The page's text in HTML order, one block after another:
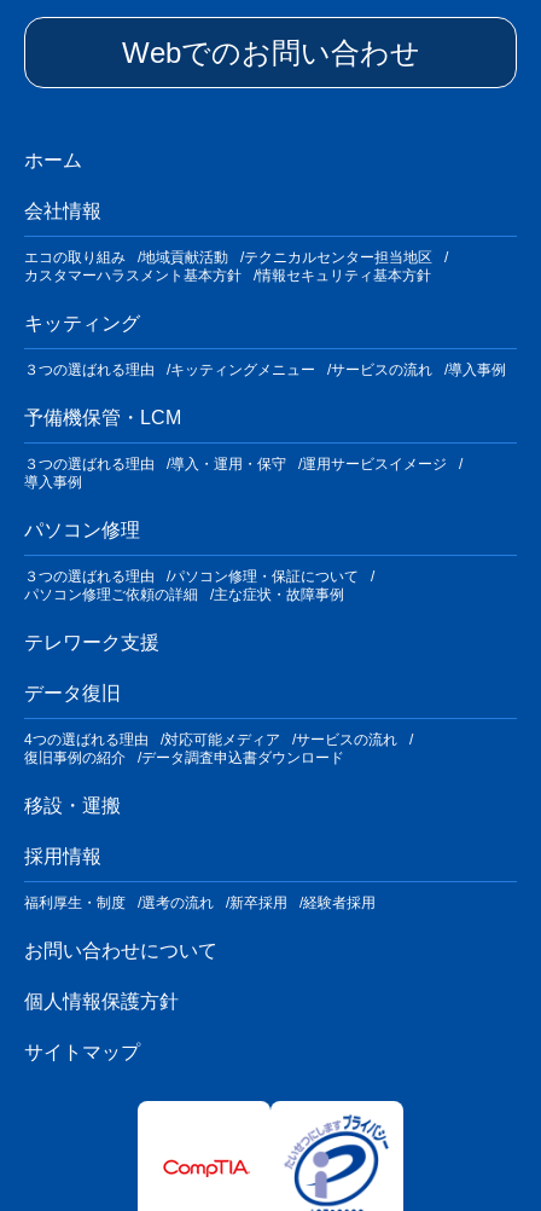
Webでのお問い合わせ
ホーム
会社情報
エコの取り組み 地域貢献活動
テクニカルセンター担当地区
カスタマーハラスメント基本方針
情報セキュリティ基本方針
キッティング
３つの選ばれる理由 キッティングメニュー サービスの流れ 導入事例
予備機保管・LCM
３つの選ばれる理由 導入・運用・保守
運用サービスイメージ
導入事例
パソコン修理
３つの選ばれる理由
パソコン修理・保証について
パソコン修理ご依頼の詳細
主な症状・故障事例
テレワーク支援
データ復旧
4つの選ばれる理由 対応可能メディア
サービスの流れ
復旧事例の紹介
データ調査申込書ダウンロード
移設・運搬
採用情報
福利厚生・制度 選考の流れ 新卒採用 経験者採用
お問い合わせについて
個人情報保護方針
サイトマップ